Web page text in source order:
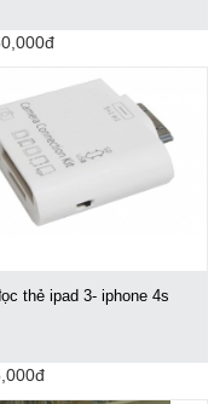
thẻ ipad 3- iphone 4s